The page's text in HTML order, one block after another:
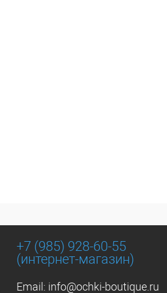
+7 (985) 928-60-55
(интернет-магазин)
Email: info@ochki-boutique.ru